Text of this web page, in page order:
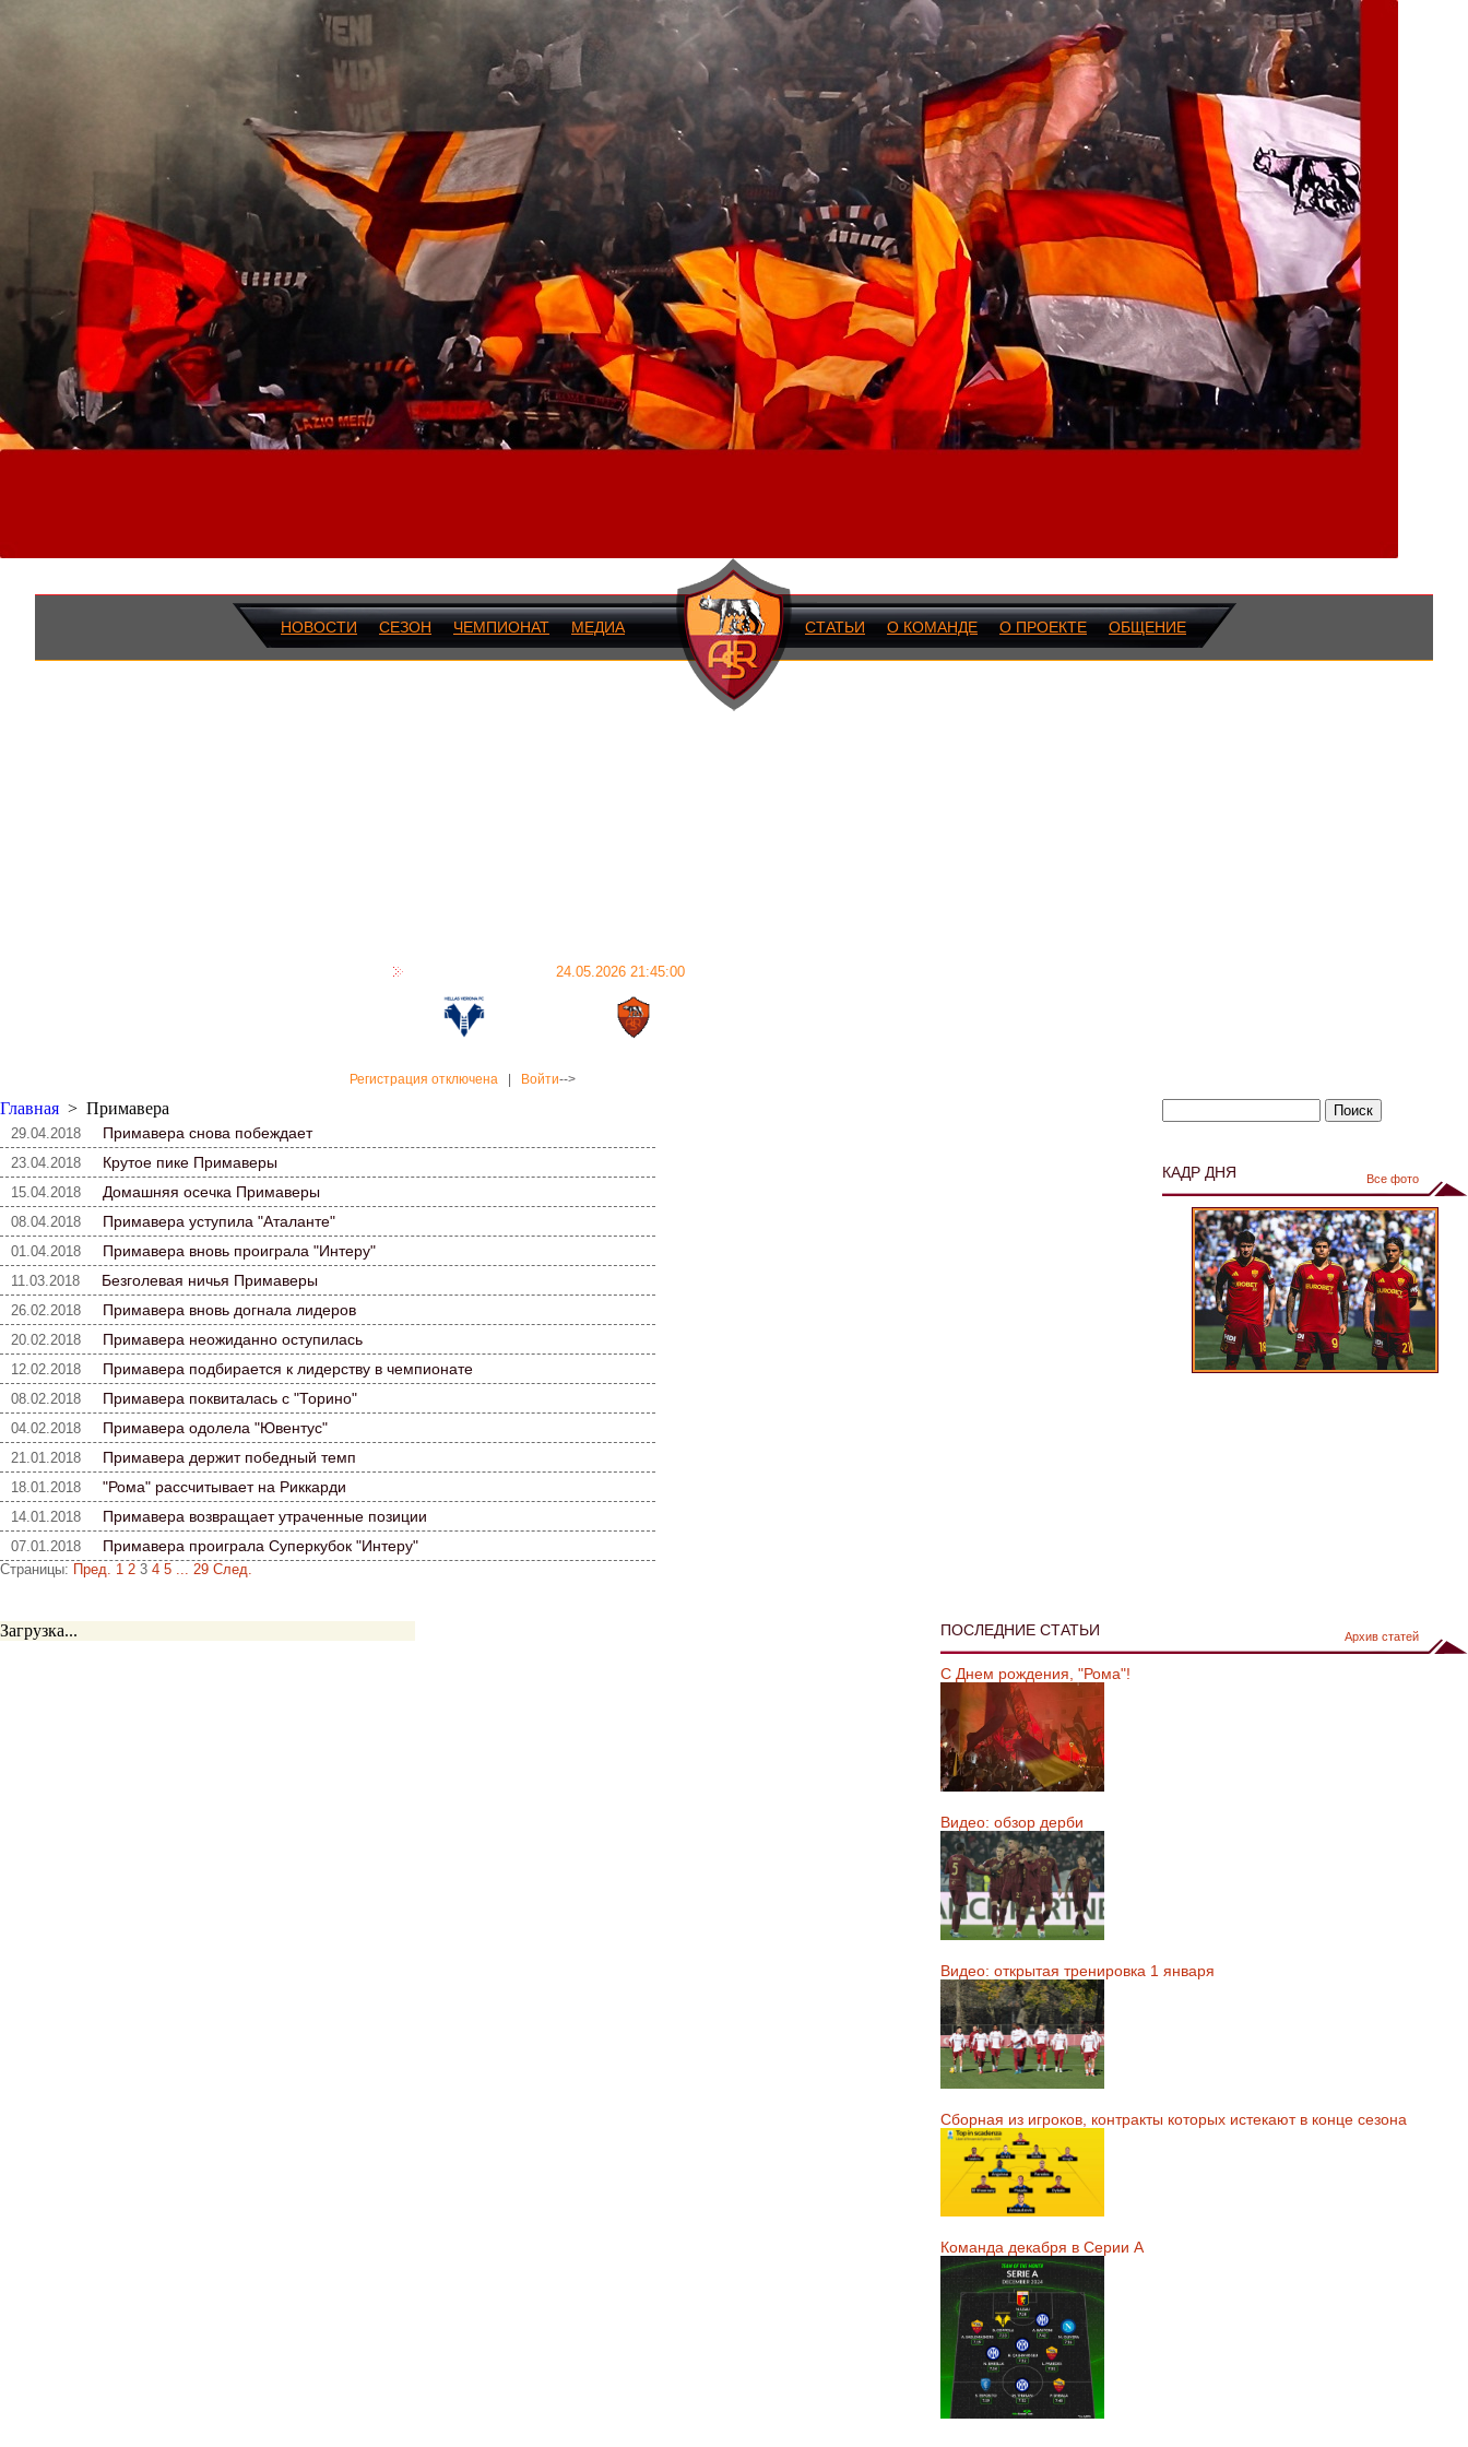
НОВОСТИ СЕЗОН ЧЕМПИОНАТ МЕДИА СТАТЬИ О КОМАНДЕ О ПРОЕКТЕ ОБЩЕНИЕ
24.05.2026 21:45:00
Регистрация отключена Войти-->
Главная > Примавера
29.04.2018 Примавера снова побеждает
23.04.2018 Крутое пике Примаверы
15.04.2018 Домашняя осечка Примаверы
08.04.2018 Примавера уступила "Аталанте"
01.04.2018 Примавера вновь проиграла "Интеру"
11.03.2018 Безголевая ничья Примаверы
26.02.2018 Примавера вновь догнала лидеров
20.02.2018 Примавера неожиданно оступилась
12.02.2018 Примавера подбирается к лидерству в чемпионате
08.02.2018 Примавера поквиталась с "Торино"
04.02.2018 Примавера одолела "Ювентус"
21.01.2018 Примавера держит победный темп
18.01.2018 "Рома" рассчитывает на Риккарди
14.01.2018 Примавера возвращает утраченные позиции
07.01.2018 Примавера проиграла Суперкубок "Интеру"
Страницы: Пред. 1 2 3 4 5 ... 29 След.
КАДР ДНЯ Все фото
Загрузка... ПОСЛЕДНИЕ СТАТЬИ Архив статей
С Днем рождения, "Рома"!
Видео: обзор дерби
Видео: открытая тренировка 1 января
Сборная из игроков, контракты которых истекают в конце сезона
Команда декабря в Серии А